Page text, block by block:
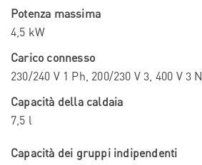
Potenza massima
4,5 kW
Carico connesso
230/240 V 1 Ph, 200/230 V 3, 400 V 3 N
Capacità della caldaia
7,5 l
Capacità dei gruppi indipendenti